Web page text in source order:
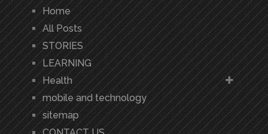
Home
All Posts
STORIES
LEARNING
Health
mobile and technology
sitemap